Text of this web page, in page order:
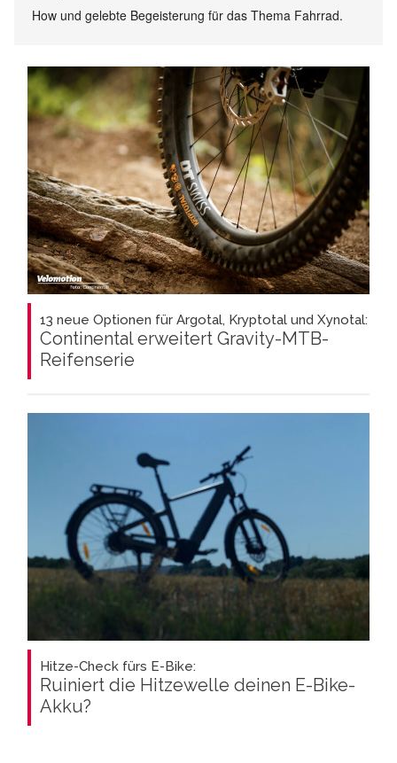
How und gelebte Begeisterung für das Thema Fahrrad.
13 neue Optionen für Argotal, Kryptotal und Xynotal:
Continental erweitert Gravity-MTB-
Reifenserie
Hitze-Check fürs E-Bike:
Ruiniert die Hitzewelle deinen E-Bike-
Akku?